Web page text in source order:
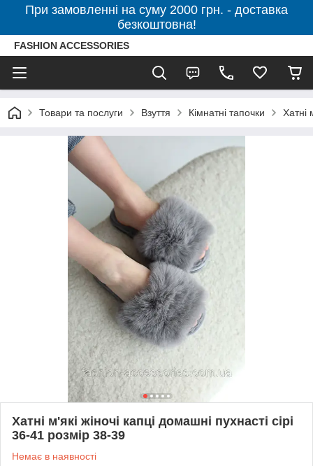
При замовленні на суму 2000 грн. - доставка
безкоштовна!
FASHION ACCESSORIES
Товари та послуги Взуття Кімнатні тапочки Хатні
Хатні м'які жіночі капці домашні пухнасті сірі
36-41 розмір 38-39
Немає в наявності